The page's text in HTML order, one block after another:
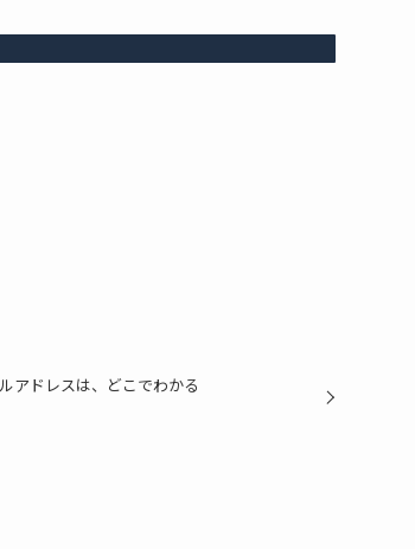
アドレスは、どこでわかる